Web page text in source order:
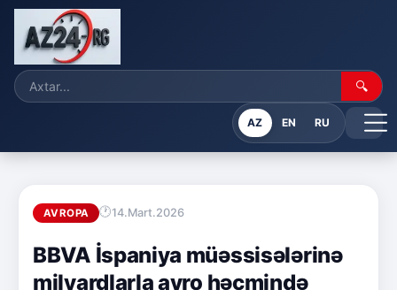
🔍
AZ EN RU
AVROPA 14.Mart.2026
BBVA İspaniya müəssisələrinə
milyardlarla avro həcmində